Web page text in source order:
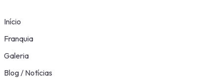
Início
Franquia
Galeria
Blog / Notícias